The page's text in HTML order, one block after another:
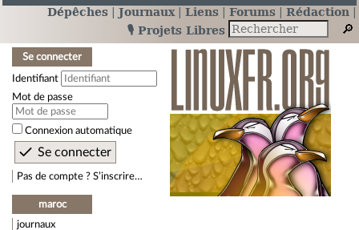
Dépêches Journaux Liens Forums
Rédaction
🎙️ Projets Libres
Se connecter
Identifiant
Mot de passe
Connexion automatique
Pas de compte ? S’inscrire…
maroc
journaux